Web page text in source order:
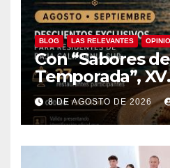
BLOG LAS RELEVANTES
Con “Sabores de
Temporada”, XV
Ayuntamiento
Canirac
local con
residentes de
8 DE AGOSTO DE 2026